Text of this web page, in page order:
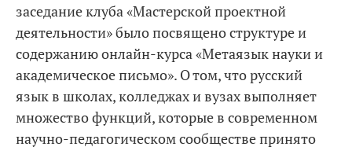
заседание клуба «Мастерской проектной
деятельности» было посвящено структуре и
содержанию онлайн-курса «Метаязык науки и
академическое письмо». О том, что русский
язык в школах, колледжах и вузах выполняет
множество функций, которые в современном
научно-педагогическом сообществе принято